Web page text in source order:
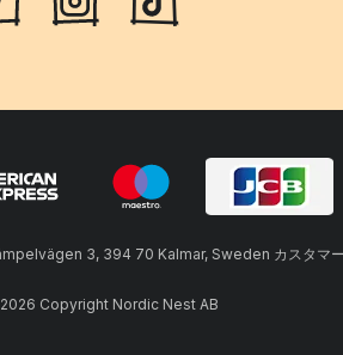
3, 394 70 Kalmar, Sweden カスタマ
Copyright Nordic Nest AB